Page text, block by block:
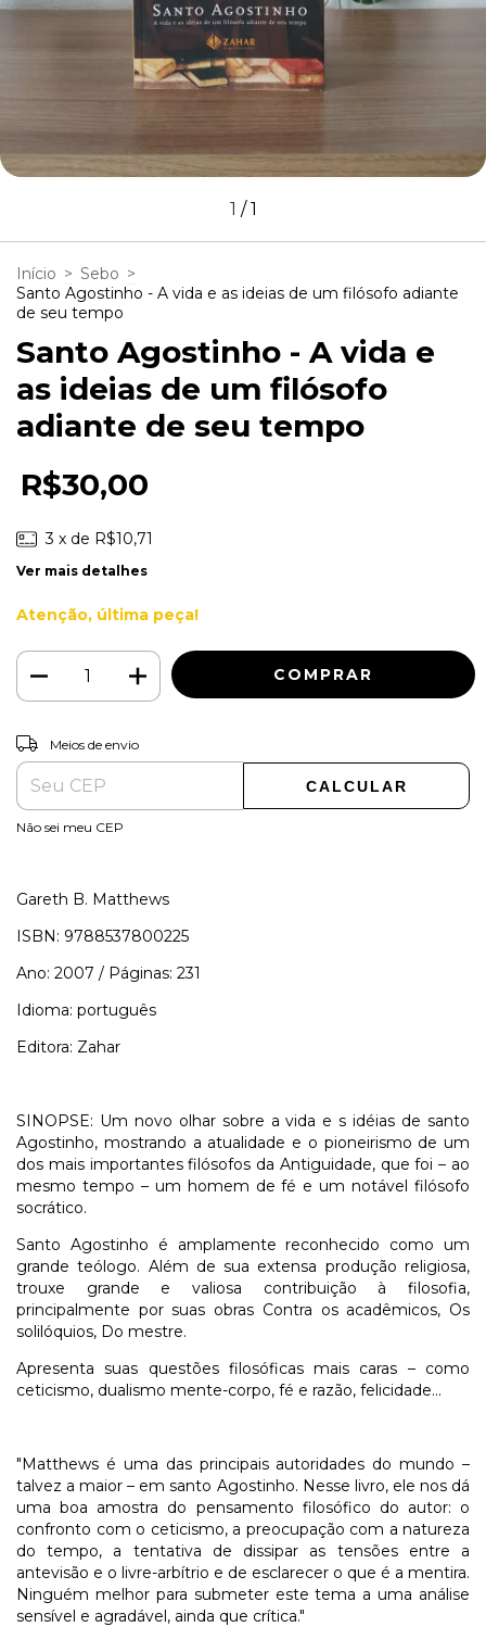
1 /1
Início > Sebo >
Santo Agostinho - A vida e as ideias de um filósofo adiante
de seu tempo
Santo Agostinho - A vida e
as ideias de um filósofo
adiante de seu tempo
R$30,00
3 x de R$10,71
Ver mais detalhes
Atenção, última peça!
Entregas para o CEP:
Meios de envio
CALCULAR
Não sei meu CEP
Gareth B. Matthews
ISBN: 9788537800225
Ano: 2007 / Páginas: 231
Idioma: português
Editora: Zahar
SINOPSE: Um novo olhar sobre a vida e s idéias de santo
Agostinho, mostrando a atualidade e o pioneirismo de um
dos mais importantes filósofos da Antiguidade, que foi – ao
mesmo tempo – um homem de fé e um notável filósofo
socrático.
Santo Agostinho é amplamente reconhecido como um
grande teólogo. Além de sua extensa produção religiosa,
trouxe grande e valiosa contribuição à filosofia,
principalmente por suas obras Contra os acadêmicos, Os
solilóquios, Do mestre.
Apresenta suas questões filosóficas mais caras – como
ceticismo, dualismo mente-corpo, fé e razão, felicidade...
"Matthews é uma das principais autoridades do mundo –
talvez a maior – em santo Agostinho. Nesse livro, ele nos dá
uma boa amostra do pensamento filosófico do autor: o
confronto com o ceticismo, a preocupação com a natureza
do tempo, a tentativa de dissipar as tensões entre a
antevisão e o livre-arbítrio e de esclarecer o que é a mentira.
Ninguém melhor para submeter este tema a uma análise
sensível e agradável, ainda que crítica."